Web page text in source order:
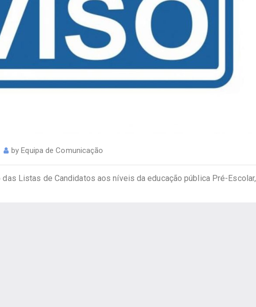
byEquipa de Comunicação
Listas de Candidatos aos níveis da educação pública Pré-Escolar,